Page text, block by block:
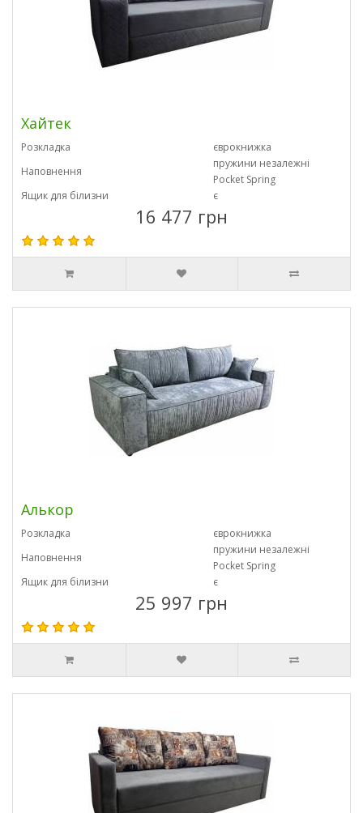
Хайтек
Розкладка
єврокнижка
Наповнення
пружини незалежні
Pocket Spring
Ящик для білизни
є
16 477 грн
Алькор
Розкладка
єврокнижка
Наповнення
пружини незалежні
Pocket Spring
Ящик для білизни
є
25 997 грн